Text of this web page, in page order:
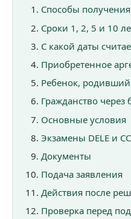
Способы
Сроки 1, 2, 5 и 10
С какой даты
Приобретенное
Ребенок,
Гражданство через
Основные условия
Экзамены DELE и
Документы
Подача заявления
Действия после
Проверка перед